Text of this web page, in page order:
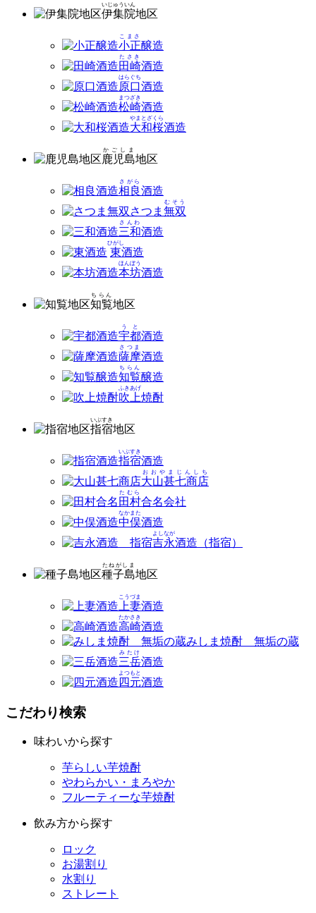
伊集院
いじゅういん
地区
小正
こまさ
醸造
田崎
たさき
酒造
原口
はらぐち
酒造
松崎
まつざき
酒造
大和桜
やまとざくら
酒造
鹿児島
かごしま
地区
相良
さがら
酒造
さつま 無双
むそう
三和
さんわ
酒造
東
ひがし
酒造
本坊
ほんぼう
酒造
知覧
ちらん
地区
宇都
うと
酒造
薩摩
さつま
酒造
知覧
ちらん
醸造
吹上
ふきあげ
焼酎
指宿
いぶすき
地区
指宿
いぶすき
酒造
大山甚七商店
おおやまじんしち
田村
たむら
合名会社
中俣
なかまた
酒造
吉永
よしなが
酒造（指宿）
種子島
たねがしま
地区
上妻
こうづま
酒造
高崎
たかさき
酒造
みしま焼酎 無垢の蔵
三岳
みたけ
酒造
四元
よつもと
酒造
こだわり検索
味わいから探す
芋らしい芋焼酎
やわらかい・まろやか
フルーティーな芋焼酎
飲み方から探す
ロック
お湯割り
水割り
ストレート